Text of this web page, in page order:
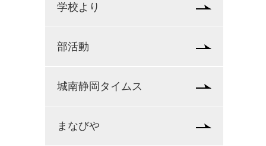
学校より
部活動
城南静岡タイムス
まなびや